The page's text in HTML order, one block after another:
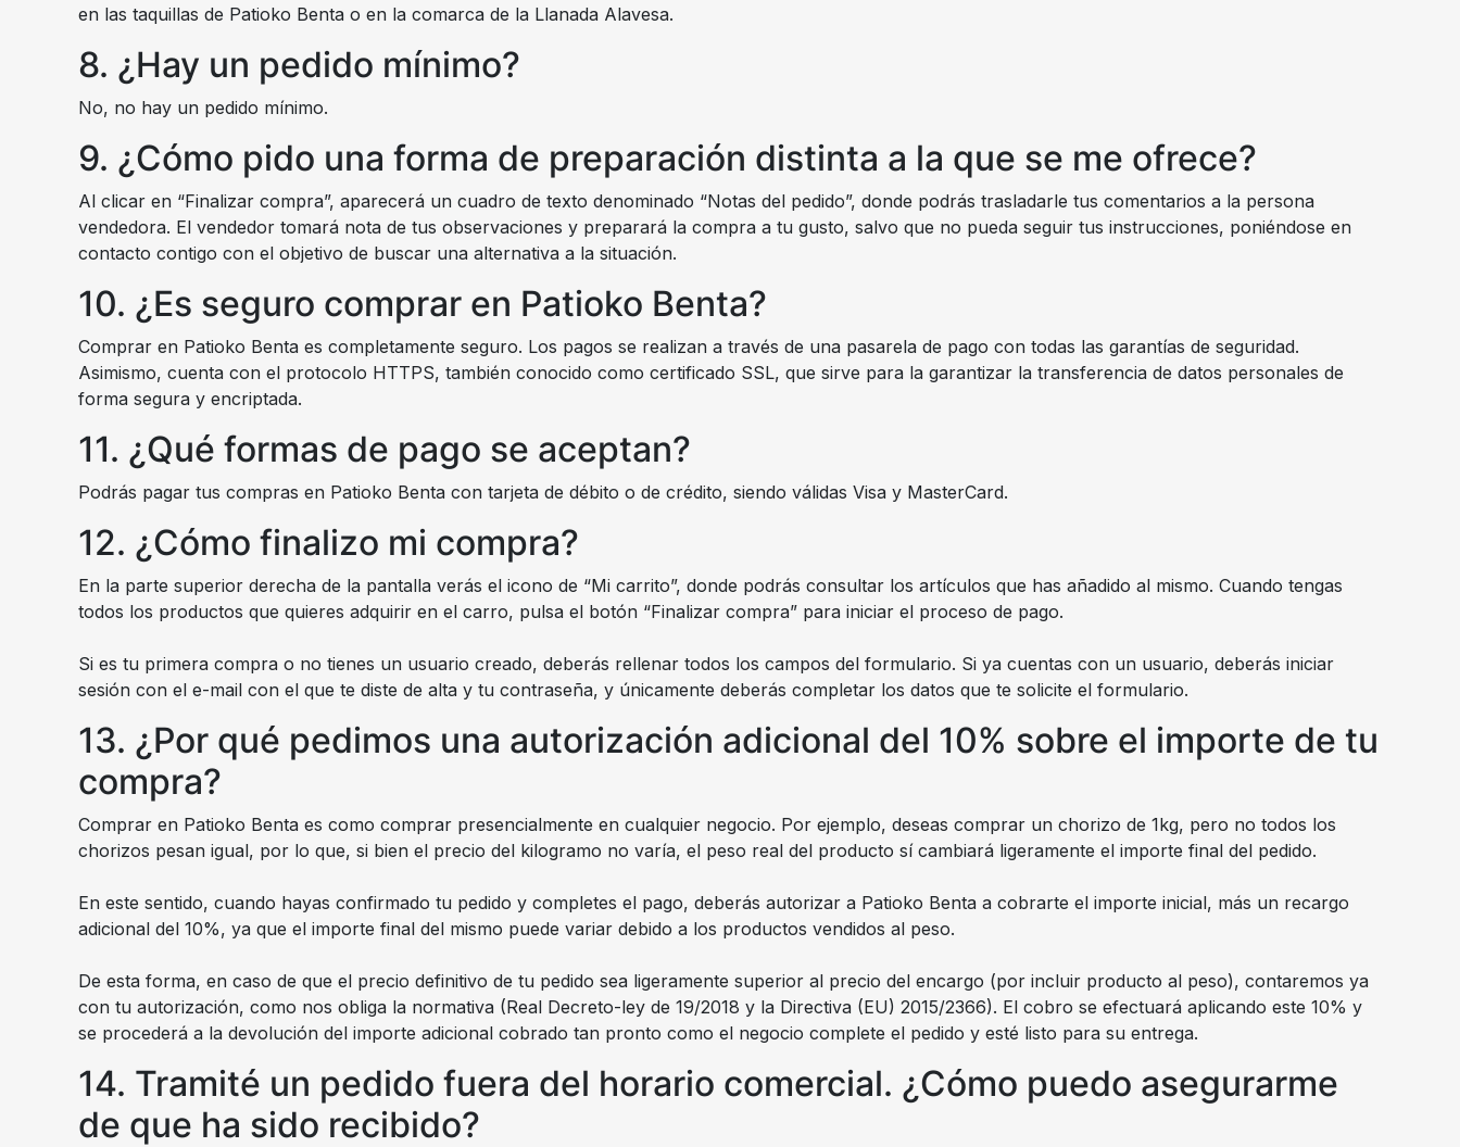
en las taquillas de Patioko Benta o en la comarca de la Llanada Alavesa.
8. ¿Hay un pedido mínimo?
No, no hay un pedido mínimo.
9. ¿Cómo pido una forma de preparación distinta a la que se me ofrece?
Al clicar en “Finalizar compra”, aparecerá un cuadro de texto denominado “Notas del pedido”, donde podrás trasladarle tus comentarios a la persona
vendedora. El vendedor tomará nota de tus observaciones y preparará la compra a tu gusto, salvo que no pueda seguir tus instrucciones, poniéndose en
contacto contigo con el objetivo de buscar una alternativa a la situación.
10. ¿Es seguro comprar en Patioko Benta?
Comprar en Patioko Benta es completamente seguro. Los pagos se realizan a través de una pasarela de pago con todas las garantías de seguridad.
Asimismo, cuenta con el protocolo HTTPS, también conocido como certificado SSL, que sirve para la garantizar la transferencia de datos personales de
forma segura y encriptada.
11. ¿Qué formas de pago se aceptan?
Podrás pagar tus compras en Patioko Benta con tarjeta de débito o de crédito, siendo válidas Visa y MasterCard.
12. ¿Cómo finalizo mi compra?
En la parte superior derecha de la pantalla verás el icono de “Mi carrito”, donde podrás consultar los artículos que has añadido al mismo. Cuando tengas
todos los productos que quieres adquirir en el carro, pulsa el botón “Finalizar compra” para iniciar el proceso de pago.
Si es tu primera compra o no tienes un usuario creado, deberás rellenar todos los campos del formulario. Si ya cuentas con un usuario, deberás iniciar
sesión con el e-mail con el que te diste de alta y tu contraseña, y únicamente deberás completar los datos que te solicite el formulario.
13. ¿Por qué pedimos una autorización adicional del 10% sobre el importe de tu
compra?
Comprar en Patioko Benta es como comprar presencialmente en cualquier negocio. Por ejemplo, deseas comprar un chorizo de 1kg, pero no todos los
chorizos pesan igual, por lo que, si bien el precio del kilogramo no varía, el peso real del producto sí cambiará ligeramente el importe final del pedido.
En este sentido, cuando hayas confirmado tu pedido y completes el pago, deberás autorizar a Patioko Benta a cobrarte el importe inicial, más un recargo
adicional del 10%, ya que el importe final del mismo puede variar debido a los productos vendidos al peso.
De esta forma, en caso de que el precio definitivo de tu pedido sea ligeramente superior al precio del encargo (por incluir producto al peso), contaremos ya
con tu autorización, como nos obliga la normativa (Real Decreto-ley de 19/2018 y la Directiva (EU) 2015/2366). El cobro se efectuará aplicando este 10% y
se procederá a la devolución del importe adicional cobrado tan pronto como el negocio complete el pedido y esté listo para su entrega.
14. Tramité un pedido fuera del horario comercial. ¿Cómo puedo asegurarme
de que ha sido recibido?